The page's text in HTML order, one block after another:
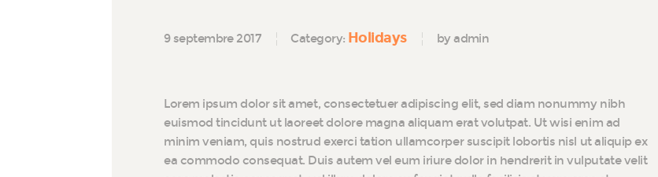
9 septembre 2017 Category: Holidays by admin
Lorem ipsum dolor sit amet, consectetuer adipiscing elit, sed diam nonummy nibh
euismod tincidunt ut laoreet dolore magna aliquam erat volutpat. Ut wisi enim ad
minim veniam, quis nostrud exerci tation ullamcorper suscipit lobortis nisl ut aliquip ex
ea commodo consequat. Duis autem vel eum iriure dolor in hendrerit in vulputate velit